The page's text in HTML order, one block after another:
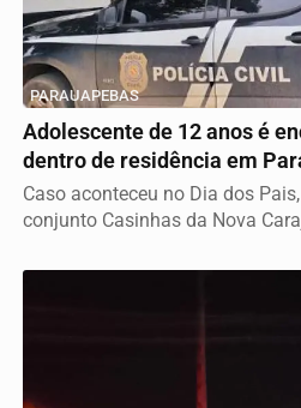
PARAUAPEBAS
Adolescente de 12 anos é
dentro de residência em
Caso aconteceu no Dia dos
conjunto Casinhas da Nova